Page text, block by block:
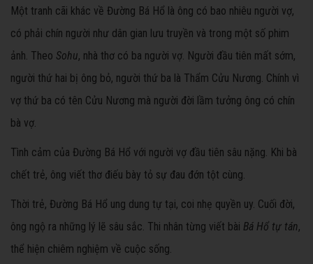
Một tranh cãi khác về Đường Bá Hổ là ông có bao nhiêu người vợ,
có phải chín người như dân gian lưu truyền và trong một số phim
ảnh. Theo Sohu, nhà thơ có ba người vợ. Người đầu tiên mất sớm,
người thứ hai bị ông bỏ, người thứ ba là Thẩm Cửu Nương. Chính vì
vợ thứ ba có tên Cửu Nương mà người đời lầm tưởng ông có chín
bà vợ.
Tình cảm của Đường Bá Hổ với người vợ đầu tiên sâu nặng. Khi bà
chết trẻ, ông viết thơ điếu bày tỏ sự đau đớn tột cùng.
Thời trẻ, Đường Bá Hổ ung dung tự tại, coi nhẹ quyền uy. Cuối đời,
ông ngộ ra những lý lẽ sâu sắc. Thi nhân từng viết bài Bá Hổ tự tán,
thể hiện chiêm nghiệm về cuộc sống.